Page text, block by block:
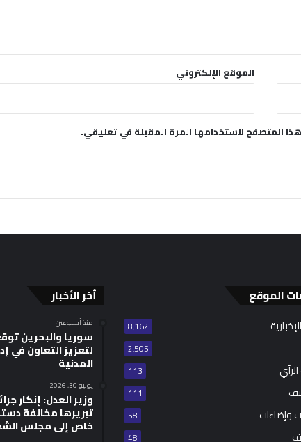
الموقع الإلكتروني
المتصفح لاستخدامها المرة المقبلة في تعليقي.
الموقع
8٬162
2٬505
113
111
وإضاءات 58
48
أخر الأخبار
منذ أسبوعين
سوريا والبحرين
لتعزيز التعاون في
المدنية
يونيو 30, 2026
وزير العدل: إنكار
تبريرها مخالفة
خاص إلى مجلس